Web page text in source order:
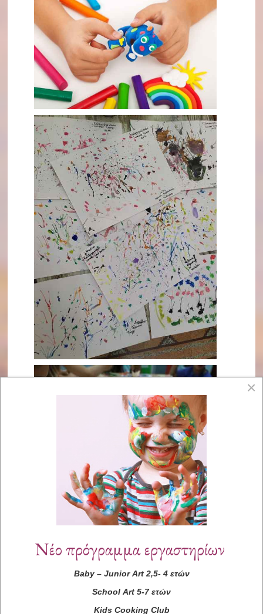
×
Νέο πρόγραμμα εργαστηρίων
Baby– Junior Art2,5- 4 ετών
School Art 5-7 ετών
Kids Cooking Club